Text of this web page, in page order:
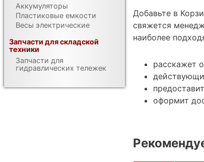
Добавьте в
свяжется
наиболее
расскажет
оформит
Аккумуляторы
Пластиковые емкости
Весы электрические
Запчасти для складской
техники
Запчасти для
гидравлических тележек